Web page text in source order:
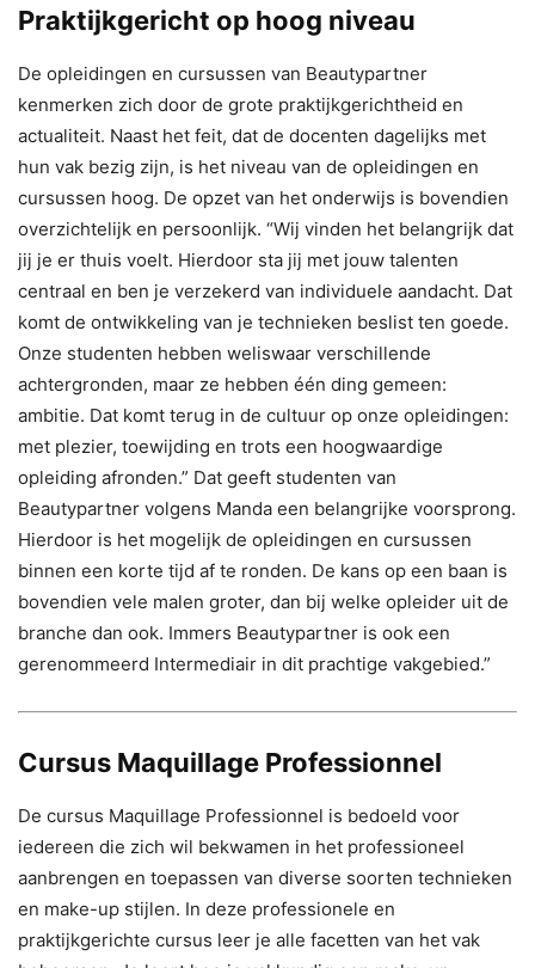
Praktijkgericht op hoog niveau
De opleidingen en cursussen van Beautypartner
kenmerken zich door de grote praktijkgerichtheid en
actualiteit. Naast het feit, dat de docenten dagelijks met
hun vak bezig zijn, is het niveau van de opleidingen en
cursussen hoog. De opzet van het onderwijs is bovendien
overzichtelijk en persoonlijk. “Wij vinden het belangrijk dat
jij je er thuis voelt. Hierdoor sta jij met jouw talenten
centraal en ben je verzekerd van individuele aandacht. Dat
komt de ontwikkeling van je technieken beslist ten goede.
Onze studenten hebben weliswaar verschillende
achtergronden, maar ze hebben één ding gemeen:
ambitie. Dat komt terug in de cultuur op onze opleidingen:
met plezier, toewijding en trots een hoogwaardige
opleiding afronden.” Dat geeft studenten van
Beautypartner volgens Manda een belangrijke voorsprong.
Hierdoor is het mogelijk de opleidingen en cursussen
binnen een korte tijd af te ronden. De kans op een baan is
bovendien vele malen groter, dan bij welke opleider uit de
branche dan ook. Immers Beautypartner is ook een
gerenommeerd Intermediair in dit prachtige vakgebied.”
Cursus Maquillage Professionnel
De cursus Maquillage Professionnel is bedoeld voor
iedereen die zich wil bekwamen in het professioneel
aanbrengen en toepassen van diverse soorten technieken
en make-up stijlen. In deze professionele en
praktijkgerichte cursus leer je alle facetten van het vak